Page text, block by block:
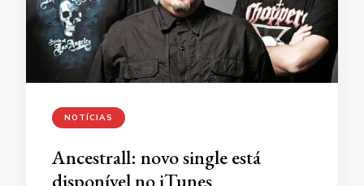
NOTÍCIAS
Ancestrall: novo single está
disponível no iTunes